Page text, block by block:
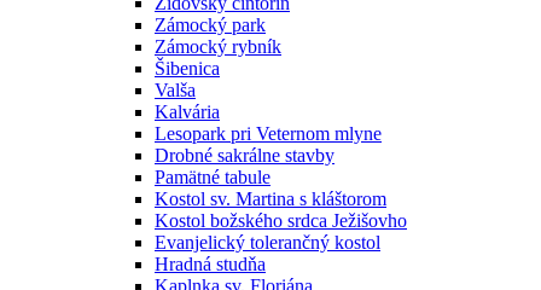
Zámocký park
Zámocký rybník
Šibenica
Valša
Kalvária
Lesopark pri Veternom mlyne
Drobné sakrálne stavby
Pamätné tabule
Kostol sv. Martina s kláštorom
Kostol božského srdca Ježišovho
Evanjelický tolerančný kostol
Hradná studňa
Kaplnka sv. Floriána